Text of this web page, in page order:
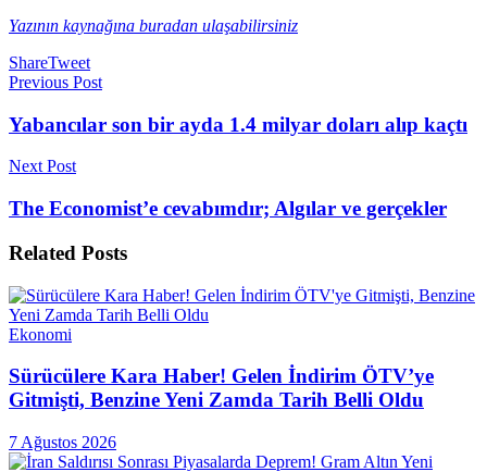
Yazının kaynağına buradan ulaşabilirsiniz
ShareTweet
Previous Post
Yabancılar son bir ayda 1.4 milyar doları alıp kaçtı
Next Post
The Economist’e cevabımdır; Algılar ve gerçekler
Related Posts
Ekonomi
Sürücülere Kara Haber! Gelen İndirim ÖTV’ye
Gitmişti, Benzine Yeni Zamda Tarih Belli Oldu
7 Ağustos 2026